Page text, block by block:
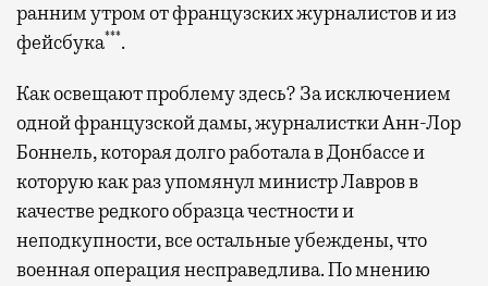
ранним утром от французских журналистов и из
фейсбука***.
Как освещают проблему здесь? За исключением
одной французской дамы, журналистки Анн-Лор
Боннель, которая долго работала в Донбассе и
которую как раз упомянул министр Лавров в
качестве редкого образца честности и
неподкупности, все остальные убеждены, что
военная операция несправедлива. По мнению